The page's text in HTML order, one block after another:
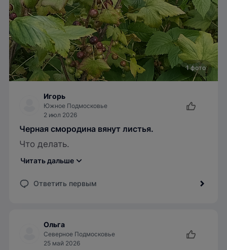
1 фото
Игорь
Южное Подмосковье
2 июл 2026
Черная смородина вянут листья.
Что делать.
Читать дальше
Ответить первым
Ольга
Северное Подмосковье
25 май 2026